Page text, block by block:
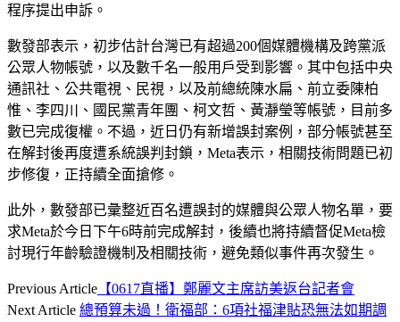
程序提出申訴。
數發部表示，初步估計台灣已有超過200個媒體機構及跨黨派
公眾人物帳號，以及數千名一般用戶受到影響。其中包括中央
通訊社、公共電視、民視，以及前總統陳水扁、前立委陳柏
惟、李四川、國民黨青年團、柯文哲、黃瀞瑩等帳號，目前多
數已完成復權。不過，近日仍有新增誤封案例，部分帳號甚至
在解封後再度遭系統誤判封鎖，Meta表示，相關技術問題已初
步修復，正持續全面搶修。
此外，數發部已彙整近百名遭誤封的媒體與公眾人物名單，要
求Meta於今日下午6時前完成解封，後續也將持續督促Meta檢
討現行年齡驗證機制及相關技術，避免類似事件再次發生。
Previous Article 【0617直播】鄭麗文主席訪美返台記者會
Next Article 總預算未過！衛福部：6項社福津貼恐無法如期調